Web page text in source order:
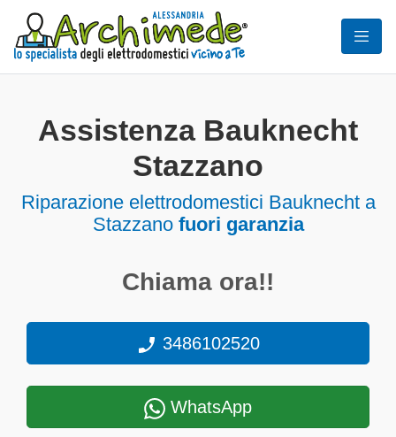
Assistenza Bauknecht
Stazzano
Riparazione elettrodomestici Bauknecht a
Stazzano fuori garanzia
Chiama ora!!
3486102520
WhatsApp